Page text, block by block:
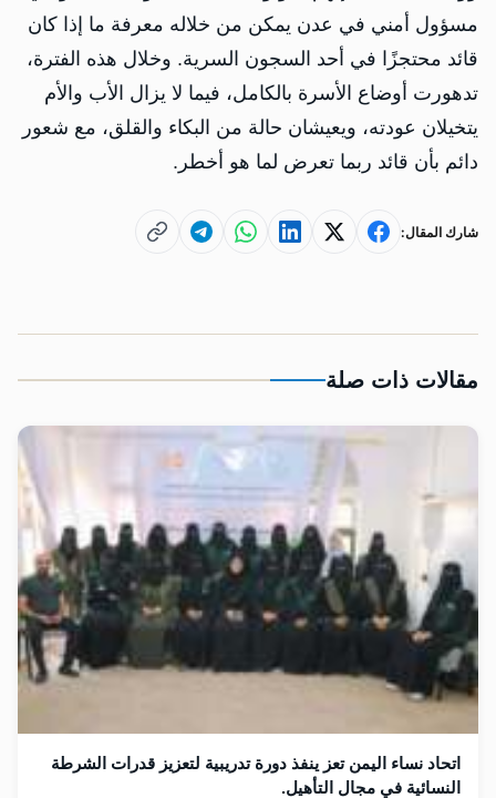
مسؤول أمني في عدن يمكن من خلاله معرفة ما إذا كان
قائد محتجزًا في أحد السجون السرية. وخلال هذه الفترة،
تدهورت أوضاع الأسرة بالكامل، فيما لا يزال الأب والأم
يتخيلان عودته، ويعيشان حالة من البكاء والقلق، مع شعور
دائم بأن قائد ربما تعرض لما هو أخطر.
شارك المقال:
مقالات ذات صلة
اتحاد نساء اليمن تعز ينفذ دورة تدريبية لتعزيز قدرات الشرطة
النسائية في مجال التأهيل.